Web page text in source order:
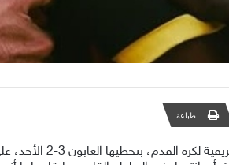
طباعة
حققت موزامبيق إنجازا